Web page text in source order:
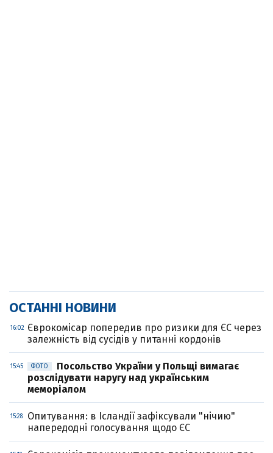
ОСТАННІ НОВИНИ
16:02 Єврокомісар попередив про ризики для ЄС через
залежність від сусідів у питанні кордонів
15:45 ФОТО
Посольство України у Польщі вимагає
розслідувати наругу над українським
меморіалом
15:28
Опитування: в Ісландії зафіксували "нічию"
напередодні голосування щодо ЄС